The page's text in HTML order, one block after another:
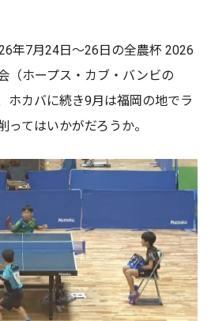
年7月24日〜26日の全農杯 2026
（ホープス・カブ・バンビの
ホカバに続き9月は福岡の地でラ
てはいかがだろうか。